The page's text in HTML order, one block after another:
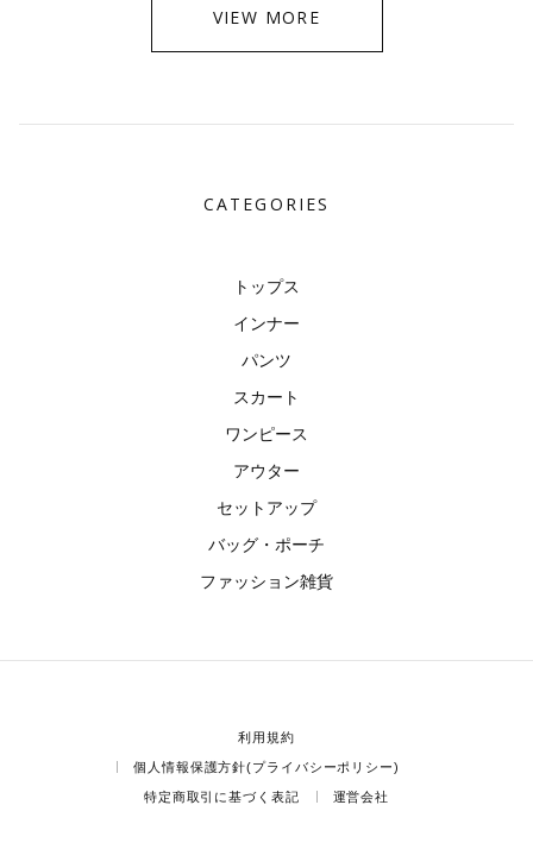
VIEW MORE
CATEGORIES
トップス
インナー
パンツ
スカート
ワンピース
アウター
セットアップ
バッグ・ポーチ
ファッション雑貨
利用規約
個人情報保護方針(プライバシーポリシー)
特定商取引に基づく表記 運営会社